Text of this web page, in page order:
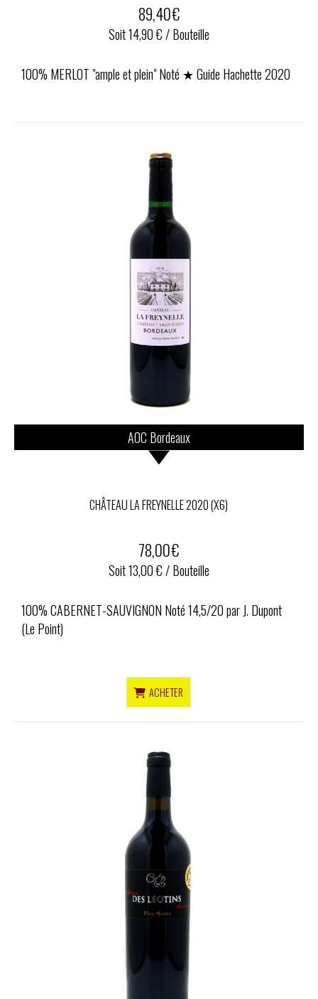
89,40€
Soit 14,90 € / Bouteille
100% MERLOT "ample et plein" Noté ★ Guide Hachette 2020
AOC Bordeaux
CHÂTEAU LA FREYNELLE 2020 (X6)
78,00€
Soit 13,00 € / Bouteille
100% CABERNET-SAUVIGNON Noté 14,5/20 par J. Dupont
(Le Point)
ACHETER